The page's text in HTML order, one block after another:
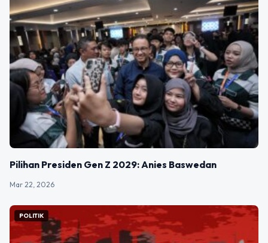
Pilihan Presiden Gen Z 2029: Anies Baswedan
Mar 22, 2026
POLITIK